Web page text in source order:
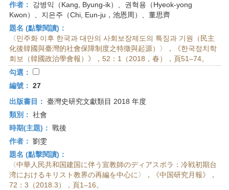
作者：
강병익（Kang, Byung-ik）、권혁용（Hyeok-yong
Kwon）、지은주（Chi, Eun-ju，池恩周）、董思齊
題名 (點擊閱讀)：
〈민주화 이후 한국과 대만의 사회보장제도의 특징과 기원（民主
化後韓國與臺灣的社會保障制度之特徵與起源）〉，《한국정치학
회보（韓國政治學會報）》，52：1（2018，春），頁51–74。
勾選：
編號： 27
出版書目： 臺灣史研究文獻類目 2018 年度
類別： 社會
時期(主題)： 戰後
作者： 劉雯
題名 (點擊閱讀)：
〈中華人民共和国建国に伴う宣教師のディアスポラ：冷戦初期台
湾におけるキリスト教界の再編を中心に〉，《中国研究月報》，
72：3（2018.3），頁1–16。